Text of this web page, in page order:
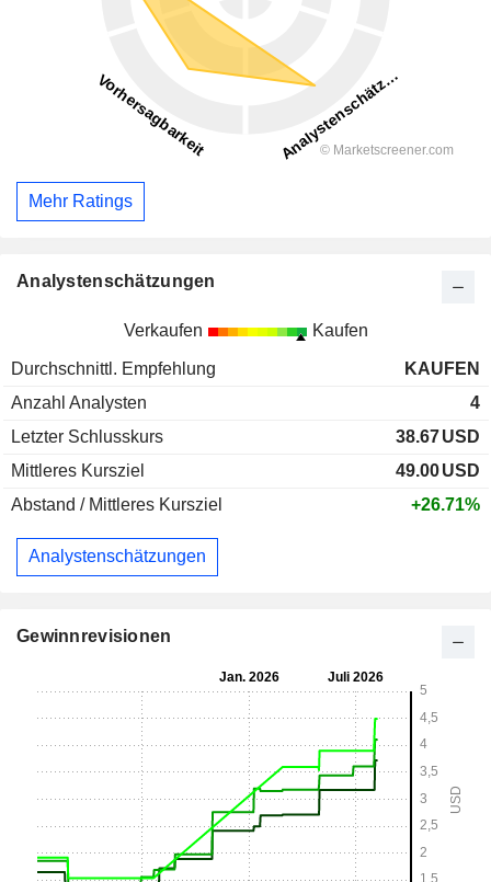
Mehr Ratings
Analystenschätzungen
Verkaufen Kaufen
Durchschnittl. Empfehlung
KAUFEN
Anzahl Analysten
4
Letzter Schlusskurs
38.67USD
Mittleres Kursziel
49.00USD
Abstand / Mittleres Kursziel
+26.71%
Analystenschätzungen
Gewinnrevisionen